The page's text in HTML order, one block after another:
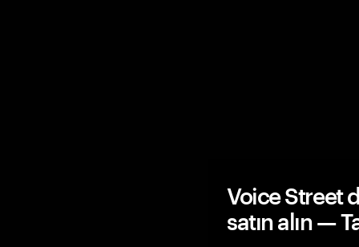
Voice Street
satın alın —